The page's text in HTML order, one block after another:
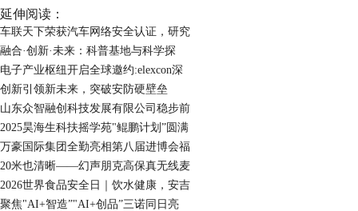
延伸阅读：
车联天下荣获汽车网络安全认证，研究
融合·创新·未来：科普基地与科学探
电子产业枢纽开启全球邀约:elexcon深
创新引领新未来，突破安防硬壁垒
山东众智融创科技发展有限公司稳步前
2025昊海生科扶摇学苑"鲲鹏计划”圆满
万豪国际集团全勤亮相第八届进博会福
20米也清晰——幻声朋克高保真无线麦
2026世界食品安全日｜饮水健康，安吉
聚焦"AI+智造”"AI+创品”三诺同日亮